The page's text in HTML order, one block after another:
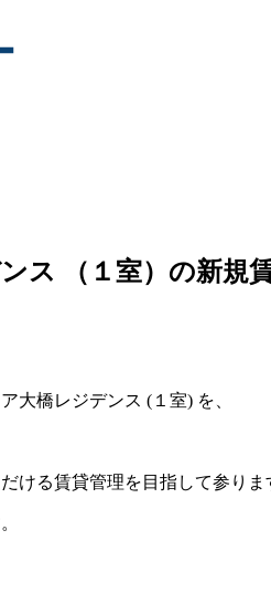
ス （１室）の新規
大橋レジデンス (１室) を、
ける賃貸管理を目指して参りま